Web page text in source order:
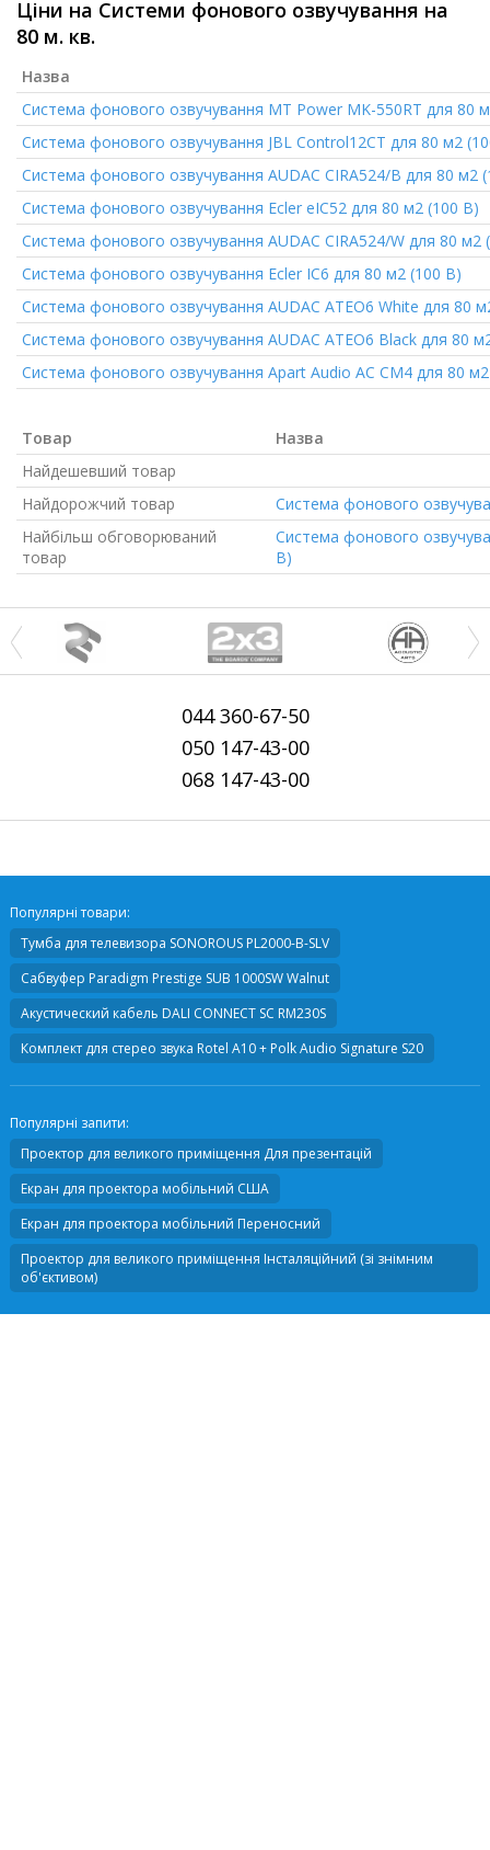
Ціни на Системи фонового озвучування на
80 м. кв.
Назва
Система фонового озвучування MT Power MK-550RT для 80
Система фонового озвучування JBL Control12CT для 80 м2
Система фонового озвучування AUDAC CIRA524/B для 80 м2
Система фонового озвучування Ecler eIC52 для 80 м2 (100 В)
Система фонового озвучування AUDAC CIRA524/W для 80 м2
Система фонового озвучування Ecler IC6 для 80 м2 (100 В)
Система фонового озвучування AUDAC ATEO6 White для 80
Система фонового озвучування AUDAC ATEO6 Black для 80
Система фонового озвучування Apart Audio АС CM4 для 80 м2
Товар
Назва
Найдешевший товар
Найдорожчий товар
Система фонового
Найбільш обговорюваний
товар
Система фонового
В)
044360-67-50
050147-43-00
068147-43-00
Популярні товари:
Тумба для телевизора SONOROUS PL2000-B-SLV
Сабвуфер Paradigm Prestige SUB 1000SW Walnut
Акустический кабель DALI CONNECT SC RM230S
Комплект для стерео звука Rotel A10 + Polk Audio Signature S20
Популярні запити:
Проектор для великого приміщення Для презентацій
Екран для проектора мобільний США
Екран для проектора мобільний Переносний
Проектор для великого приміщення Інсталяційний (зі знімним
об'єктивом)